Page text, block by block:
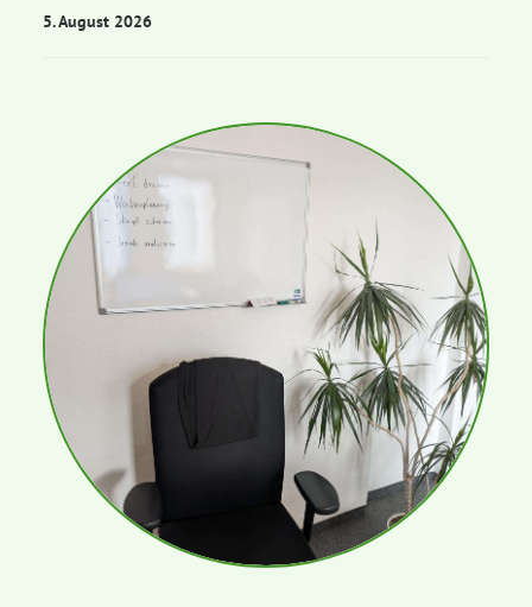
Sylvia Rietenberg, MdB
Josefine Paul, MdL
Robin Korte, MdL
Delegierte
Grüne im Rathaus
5. August 2026